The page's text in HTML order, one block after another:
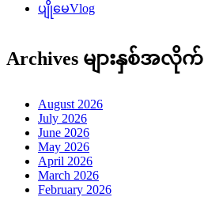
ပျိုမေVlog
Archives များနှစ်အလိုက်
August 2026
July 2026
June 2026
May 2026
April 2026
March 2026
February 2026